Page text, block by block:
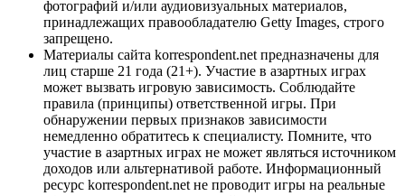
фотографий и/или аудиовизуальных материалов,
принадлежащих правообладателю Getty Images, строго
запрещено.
Материалы сайта korrespondent.net предназначены для
лиц старше 21 года (21+). Участие в азартных играх
может вызвать игровую зависимость. Соблюдайте
правила (принципы) ответственной игры. При
обнаружении первых признаков зависимости
немедленно обратитесь к специалисту. Помните, что
участие в азартных играх не может являться источником
доходов или альтернативой работе. Информационный
ресурс korrespondent.net не проводит игры на реальные